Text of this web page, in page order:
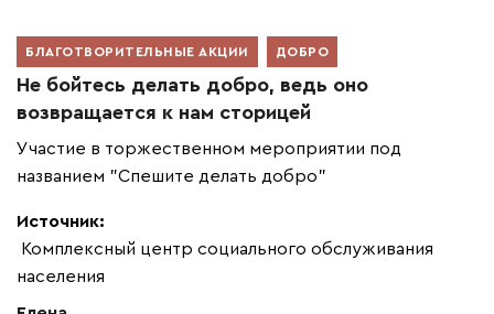
БЛАГОТВОРИТЕЛЬНЫЕ АКЦИИ ДОБРО
Не бойтесь делать добро, ведь оно
возвращается к нам сторицей
Участие в торжественном мероприятии под
названием "Спешите делать добро"
Источник:
Комплексный центр социального обслуживания
населения